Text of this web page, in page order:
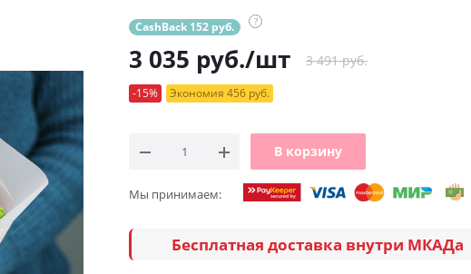
CashBack 152 руб. ?
3 035 руб./шт 3 491 руб.
-15% Экономия 456 руб.
В корзину
Мы принимаем:
Бесплатная доставка внутри МКАДа